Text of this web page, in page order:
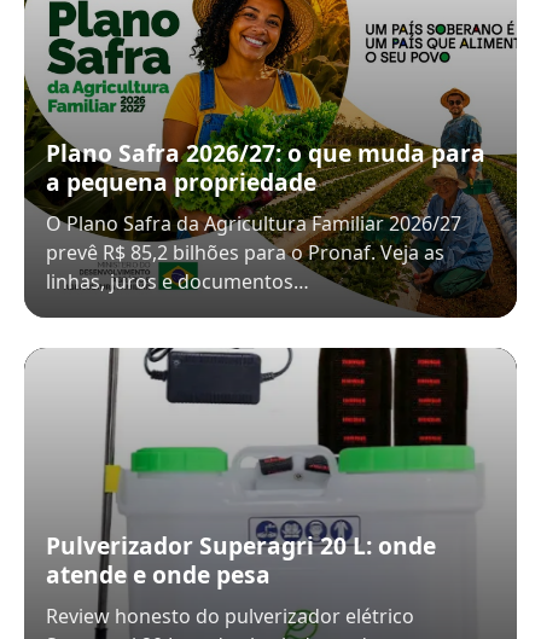
Plano Safra 2026/27: o que muda para
a pequena propriedade
O Plano Safra da Agricultura Familiar 2026/27
prevê R$ 85,2 bilhões para o Pronaf. Veja as
linhas, juros e documentos…
Pulverizador Superagri 20 L: onde
atende e onde pesa
Review honesto do pulverizador elétrico